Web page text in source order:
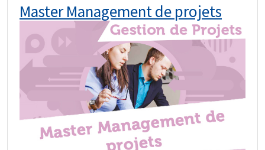
Master Management de projets